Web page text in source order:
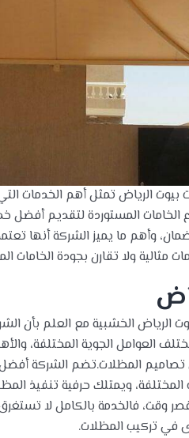
بيوت الرياض تمثل أهم الخدمات
الخامات المستوردة لتقديم أفضل
وأهم ما يميز الشركة أنها
مثالية ولا تقارن بجودة الخامات
الرياض الخشبية مع العلم بأن
العوامل الجوية المختلفة،
تصاميم المظلات.تضم الشركة
ويمتلك حرفية تنفيذ
وقت، فالخدمة بالكامل لا
في تركيب المظلات.